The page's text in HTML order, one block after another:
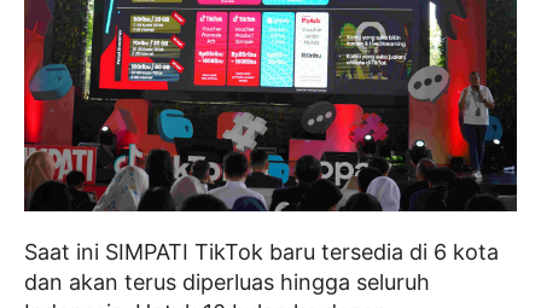
Saat ini SIMPATI TikTok baru tersedia di 6 kota
dan akan terus diperluas hingga seluruh